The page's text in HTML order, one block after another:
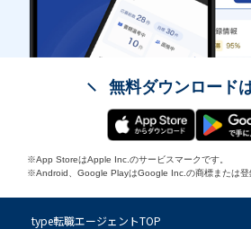
無料ダウンロード
※App StoreはApple Inc.のサービスマークです。
※Android、Google PlayはGoogle Inc.の商標または登
type転職エージェントTOP